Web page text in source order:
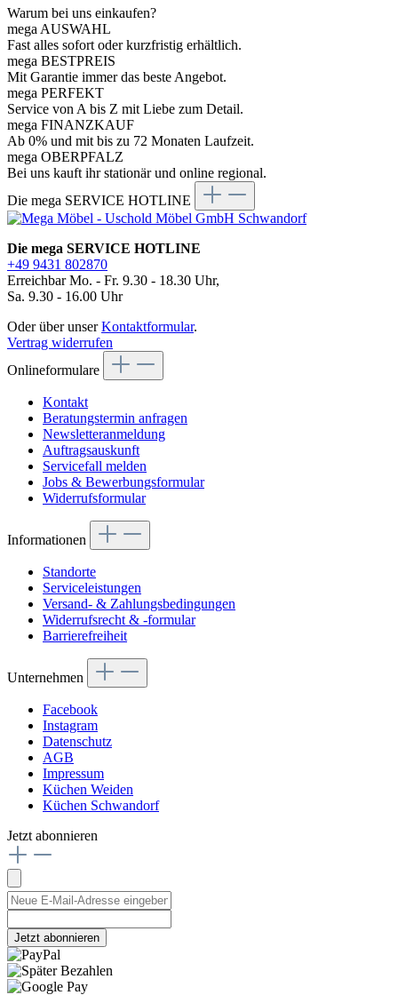
Warum bei uns einkaufen?
mega AUSWAHL
Fast alles sofort oder kurzfristig erhältlich.
mega BESTPREIS
Mit Garantie immer das beste Angebot.
mega PERFEKT
Service von A bis Z mit Liebe zum Detail.
mega FINANZKAUF
Ab 0% und mit bis zu 72 Monaten Laufzeit.
mega OBERPFALZ
Bei uns kauft ihr stationär und online regional.
Die mega SERVICE HOTLINE
Die mega SERVICE HOTLINE
+49 9431 802870
Erreichbar Mo. - Fr. 9.30 - 18.30 Uhr,
Sa. 9.30 - 16.00 Uhr
Oder über unserKontaktformular.
Vertrag widerrufen
Onlineformulare
Kontakt
Beratungstermin anfragen
Newsletteranmeldung
Auftragsauskunft
Servicefall melden
Jobs & Bewerbungsformular
Widerrufsformular
Informationen
Standorte
Serviceleistungen
Versand- & Zahlungsbedingungen
Widerrufsrecht & -formular
Barrierefreiheit
Unternehmen
Facebook
Instagram
Datenschutz
AGB
Impressum
Küchen Weiden
Küchen Schwandorf
Jetzt abonnieren
Jetzt abonnieren